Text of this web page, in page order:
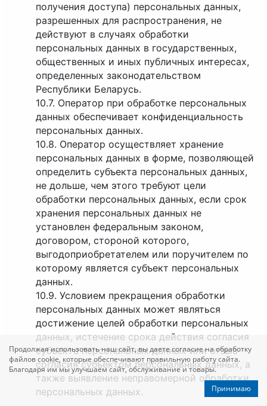
получения доступа) персональных данных,
разрешенных для распространения, не
действуют в случаях обработки
персональных данных в государственных,
общественных и иных публичных интересах,
определенных законодательством
Республики Беларусь.
10.7. Оператор при обработке персональных
данных обеспечивает конфиденциальность
персональных данных.
10.8. Оператор осуществляет хранение
персональных данных в форме, позволяющей
определить субъекта персональных данных,
не дольше, чем этого требуют цели
обработки персональных данных, если срок
хранения персональных данных не
установлен федеральным законом,
договором, стороной которого,
выгодоприобретателем или поручителем по
которому является субъект персональных
данных.
10.9. Условием прекращения обработки
персональных данных может являться
достижение целей обработки персональных
данных, истечение срока действия согласия
субъекта персональных данных или отзыв
согласия субъектом персональных данных, а
также выявление неправомерной обработки
персональных данных.
Продолжая использовать наш сайт, вы даете согласие на обработку
файлов cookie, которые обеспечивают правильную работу сайта.
Благодаря им мы улучшаем сайт, обслуживание и товары.
Принимаю